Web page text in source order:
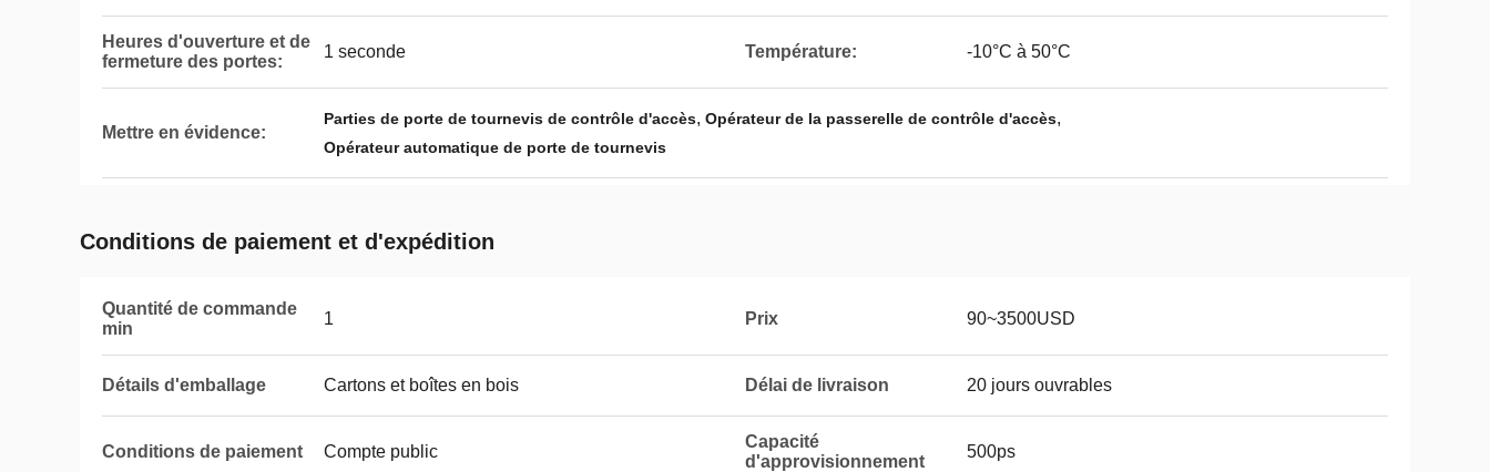
Heures d'ouverture et de
fermeture des portes:
1 seconde Température: -10°C à 50°C
Mettre en évidence:
Parties de porte de tournevis de contrôle d'accès, Opérateur de la passerelle de contrôle d'accès,
Opérateur automatique de porte de tournevis
Conditions de paiement et d'expédition
Quantité de commande
min
1 Prix 90~3500USD
Détails d'emballage Cartons et boîtes en bois Délai de livraison 20 jours ouvrables
Conditions de paiement Compte public
Capacité
d'approvisionnement
500ps